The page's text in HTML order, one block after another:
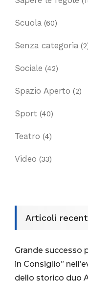
Scuola (60)
Senza categoria
Sociale (42)
Spazio Aperto (2)
Sport (40)
Teatro (4)
Video (33)
Articoli
Grande successo
in Consiglio”
dello storico duo